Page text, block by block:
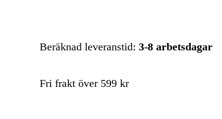
Beräknad leveranstid: 3-8 arbetsdagar
Fri frakt över 599 kr